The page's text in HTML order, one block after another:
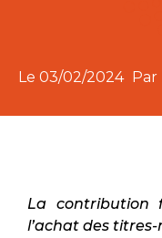
Le 03/02/2024
La contribution
l’achat des